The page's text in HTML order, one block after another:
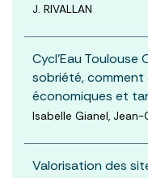
J. RIVALLAN
Cycl'Eau Toulouse
sobriété, comment
économiques et
Isabelle Gianel, Jean-
Valorisation des